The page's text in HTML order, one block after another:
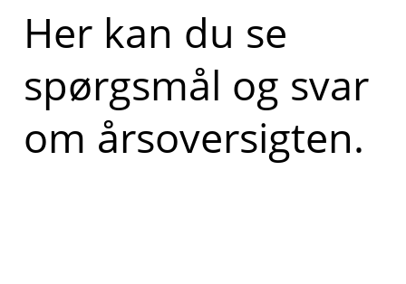
Her kan du se
spørgsmål og svar
om årsoversigten.